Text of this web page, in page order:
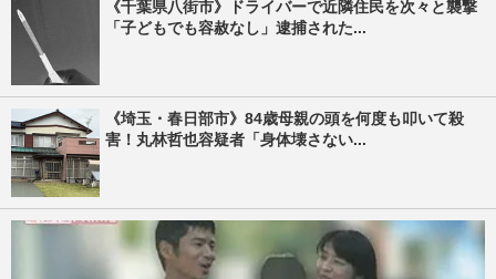
《千葉県八街市》ドライバーで近隣住民を次々と襲撃
「子どもでも容赦なし」逮捕された...
《埼玉・春日部市》84歳母親の頭を何度も叩いて殺
害！丸林哲也容疑者「身体壊さない...